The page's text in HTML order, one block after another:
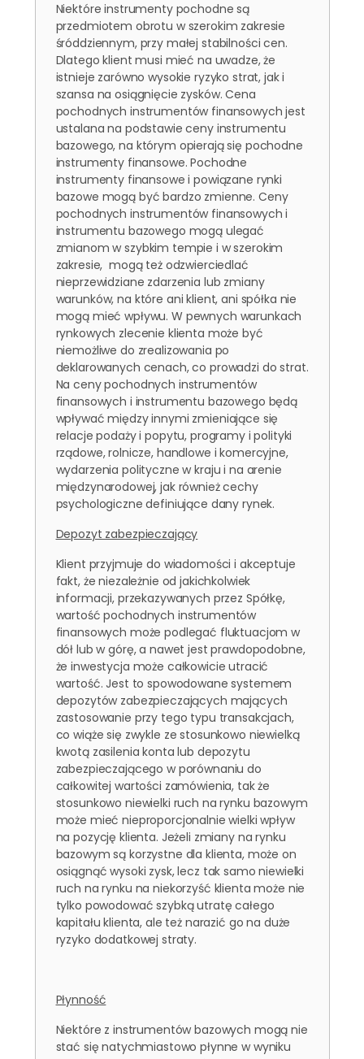
Niektóre instrumenty pochodne są
przedmiotem obrotu w szerokim zakresie
śróddziennym, przy małej stabilności cen.
Dlatego klient musi mieć na uwadze, że
istnieje zarówno wysokie ryzyko strat, jak i
szansa na osiągnięcie zysków. Cena
pochodnych instrumentów finansowych jest
ustalana na podstawie ceny instrumentu
bazowego, na którym opierają się pochodne
instrumenty finansowe. Pochodne
instrumenty finansowe i powiązane rynki
bazowe mogą być bardzo zmienne. Ceny
pochodnych instrumentów finansowych i
instrumentu bazowego mogą ulegać
zmianom w szybkim tempie i w szerokim
zakresie, mogą też odzwierciedlać
nieprzewidziane zdarzenia lub zmiany
warunków, na które ani klient, ani spółka nie
mogą mieć wpływu. W pewnych warunkach
rynkowych zlecenie klienta może być
niemożliwe do zrealizowania po
deklarowanych cenach, co prowadzi do strat.
Na ceny pochodnych instrumentów
finansowych i instrumentu bazowego będą
wpływać między innymi zmieniające się
relacje podaży i popytu, programy i polityki
rządowe, rolnicze, handlowe i komercyjne,
wydarzenia polityczne w kraju i na arenie
międzynarodowej, jak również cechy
psychologiczne definiujące dany rynek.
Depozyt zabezpieczający
Klient przyjmuje do wiadomości i akceptuje
fakt, że niezależnie od jakichkolwiek
informacji, przekazywanych przez Spółkę,
wartość pochodnych instrumentów
finansowych może podlegać fluktuacjom w
dół lub w górę, a nawet jest prawdopodobne,
że inwestycja może całkowicie utracić
wartość. Jest to spowodowane systemem
depozytów zabezpieczających mających
zastosowanie przy tego typu transakcjach,
co wiąże się zwykle ze stosunkowo niewielką
kwotą zasilenia konta lub depozytu
zabezpieczającego w porównaniu do
całkowitej wartości zamówienia, tak że
stosunkowo niewielki ruch na rynku bazowym
może mieć nieproporcjonalnie wielki wpływ
na pozycję klienta. Jeżeli zmiany na rynku
bazowym są korzystne dla klienta, może on
osiągnąć wysoki zysk, lecz tak samo niewielki
ruch na rynku na niekorzyść klienta może nie
tylko powodować szybką utratę całego
kapitału klienta, ale też narazić go na duże
ryzyko dodatkowej straty.
Płynność
Niektóre z instrumentów bazowych mogą nie
stać się natychmiastowo płynne w wyniku